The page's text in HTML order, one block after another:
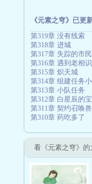
《元素之穹》已更
第319章 没有线索
第318章 进城
第317章 失踪的市民
第316章 遇到老相识
第315章 炽天城
第314章 组建任务
第313章 小队任务
第312章 白星辰的
第311章 契约召唤兽
第310章 药吃多了
看《元素之穹》的